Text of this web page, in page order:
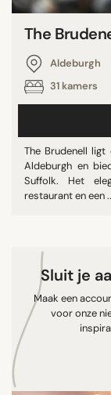
The
Aldeburgh
31 kamers
The Brudenell
Aldeburgh en
Suffolk. Het
restaurant en een
Sluit je
Maak een
voor onze